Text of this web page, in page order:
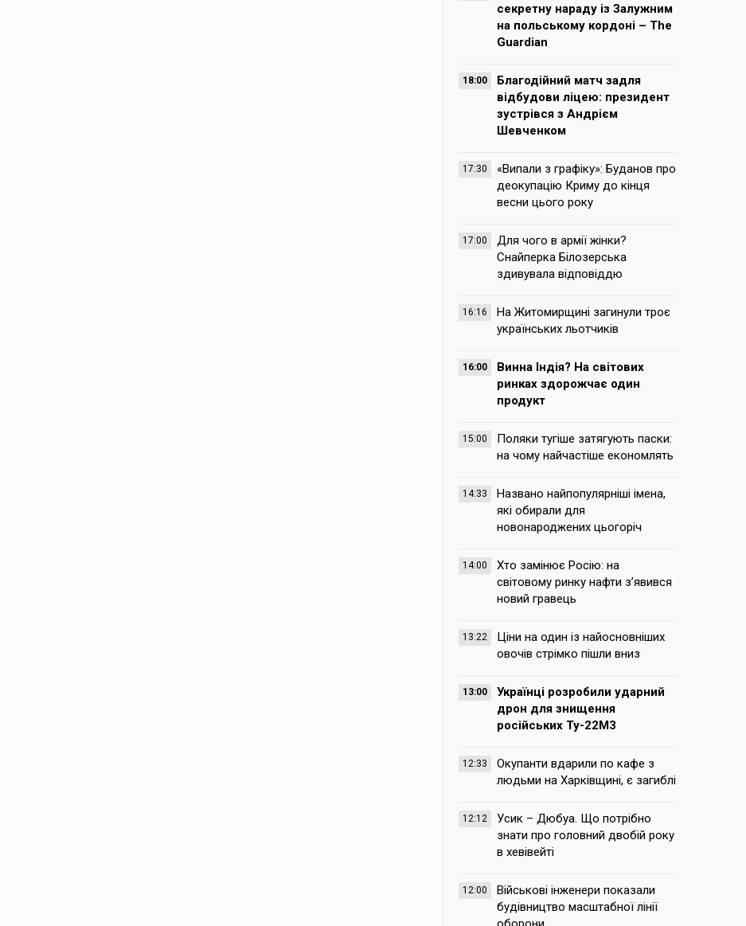
секретну нараду із Залужним
на польському кордоні – The
Guardian
18:00
Благодійний матч задля
відбудови ліцею: президент
зустрівся з Андрієм
Шевченком
17:30
«Випали з графіку»: Буданов про
деокупацію Криму до кінця
весни цього року
17:00
Для чого в армії жінки?
Снайперка Білозерська
здивувала відповіддю
16:16
На Житомирщині загинули троє
українських льотчиків
16:00
Винна Індія? На світових
ринках здорожчає один
продукт
15:00
Поляки тугіше затягують паски:
на чому найчастіше економлять
14:33
Названо найпопулярніші імена,
які обирали для
новонароджених цьогоріч
14:00
Хто замінює Росію: на
світовому ринку нафти з’явився
новий гравець
13:22
Ціни на один із найосновніших
овочів стрімко пішли вниз
13:00
Українці розробили ударний
дрон для знищення
російських Ту-22М3
12:33
Окупанти вдарили по кафе з
людьми на Харківщині, є загиблі
12:12
Усик – Дюбуа. Що потрібно
знати про головний двобій року
в хевівейті
12:00
Військові інженери показали
будівництво масштабної лінії